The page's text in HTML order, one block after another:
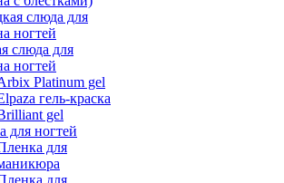
слюда для
ногтей
Platinum gel
гель-краска
gel
для ногтей
для
для